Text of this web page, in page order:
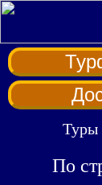
Туры
По